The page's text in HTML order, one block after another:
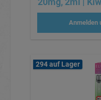
Anmelden
294 auf Lager